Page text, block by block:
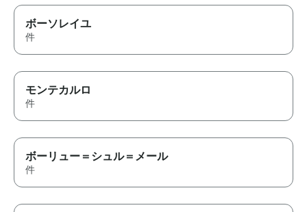
ボーソレイユ
件
モンテカルロ
件
ボーリュー＝シュル＝メール
件